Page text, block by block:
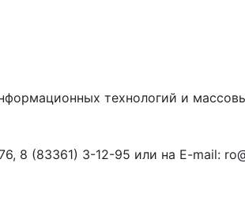
технологий и
8 (83361) 3-12-95 или на E-mail: